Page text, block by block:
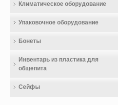
Климатическое оборудование
Упаковочное оборудование
Бонеты
Инвентарь из пластика для
общепита
Сейфы